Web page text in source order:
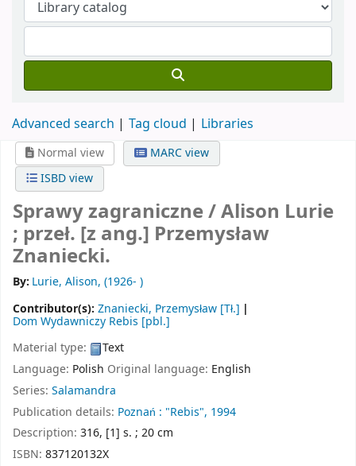
Advanced search Tag cloud Libraries
Normal view
MARC view
ISBD view
Sprawy zagraniczne /Alison Lurie
; przeł. [z ang.] Przemysław
Znaniecki.
By: Lurie, Alison, (1926- )
Contributor(s): Znaniecki, Przemysław [Tł.]
Dom Wydawniczy Rebis [pbl.]
Material type:
Text
Language: Polish Original language: English
Series: Salamandra
Publication details: Poznań : "Rebis", 1994
Description: 316, [1] s. ; 20 cm
ISBN: 837120132X